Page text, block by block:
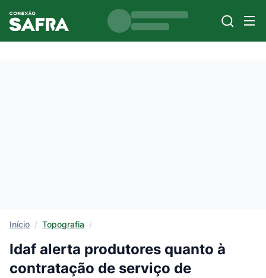
Início / Topografia /
Idaf alerta produtores quanto à
contratação de serviço de